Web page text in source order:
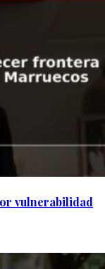
vulnerabilidad